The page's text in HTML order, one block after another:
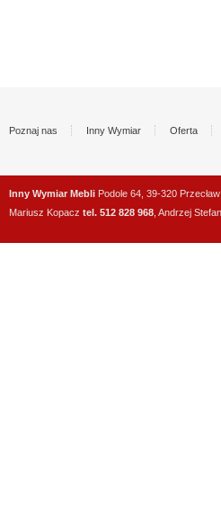
Poznaj nas Inny Wymiar Oferta
Inny Wymiar Mebli Podole 64, 39-320 Przecław
Mariusz Kopacz tel. 512 828 968 , Andrzej